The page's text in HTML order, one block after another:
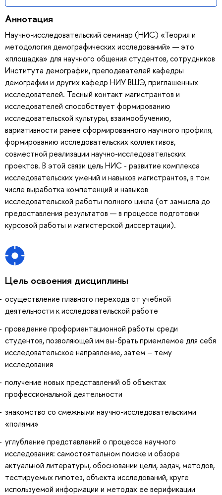
Аннотация
Научно-исследовательский семинар (НИС) «Теория и
методология демографических исследований» — это
«площадка» для научного общения студентов, сотрудников
Института демографии, преподавателей кафедры
демографии и других кафедр НИУ ВШЭ, приглашенных
исследователей. Тесный контакт магистрантов и
исследователей способствует формированию
исследовательской культуры, взаимообучению,
вариативности ранее сформированного научного профиля,
формированию исследовательских коллективов,
совместной реализации научно-исследовательских
проектов. В этой связи цель НИС - развитие комплекса
исследовательских умений и навыков магистрантов, в том
числе выработка компетенций и навыков
исследовательской работы полного цикла (от замысла до
предоставления результатов — в процессе подготовки
курсовой работы и магистерской диссертации).
Цель освоения дисциплины
осуществление плавного перехода от учебной
деятельности к исследовательской работе
проведение профориентационной работы среди
студентов, позволяющей им вы-брать приемлемое для себя
исследовательское направление, затем – тему
исследования
получение новых представлений об объектах
профессиональной деятельности
знакомство со смежными научно-исследовательскими
«полями»
углубление представлений о процессе научного
исследования: самостоятельном поиске и обзоре
актуальной литературы, обосновании цели, задач, методов,
тестируемых гипотез, объекта исследований, круге
используемой информации и методах ее верификации